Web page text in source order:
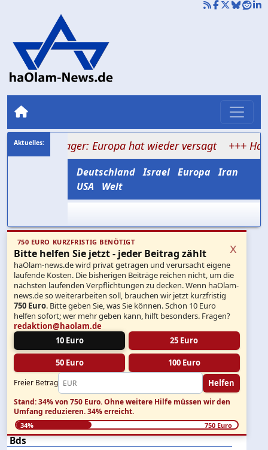
Europa hat wieder versagt +++ Hamas
Deutschland Israel Europa Iran
USA
Welt
750 EURO KURZFRISTIG BENÖTIGT
Bitte helfen Sie jetzt - jeder Beitrag zählt
haOlam-news.de wird privat getragen und verursacht eigene
laufende Kosten. Die bisherigen Beiträge reichen nicht, um die
nächsten laufenden Verpflichtungen zu decken. Wenn haOlam-
news.de so weiterarbeiten soll, brauchen wir jetzt kurzfristig
750 Euro. Bitte geben Sie, was Sie können. Schon 10 Euro
helfen sofort; wer mehr geben kann, hilft besonders. Fragen?
redaktion@haolam.de
10 Euro
25 Euro
50 Euro 100 Euro
Freier Betrag Helfen
x
Stand: 34% von 750 Euro.Ohne weitere Hilfe müssen wir den
Umfang reduzieren.34% erreicht.
34% 750 Euro
Bds